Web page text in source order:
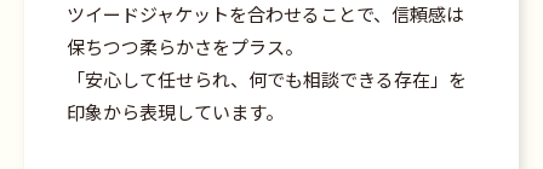
ツイードジャケットを合わせることで、信頼感は
保ちつつ柔らかさをプラス。
「安心して任せられ、何でも相談できる存在」を
印象から表現しています。